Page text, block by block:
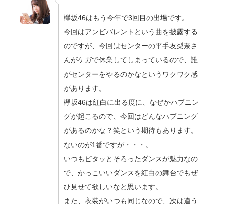
欅坂46はもう今年で3回目の出場です。
今回はアンビバレントという曲を披露する
のですが、今回はセンターの平手友梨奈さ
んがケガで休業してしまっているので、誰
がセンターをやるのかなというワクワク感
があります。
欅坂46は紅白に出る度に、なぜかハプニン
グが起こるので、今回はどんなハプニング
があるのかな？笑という期待もあります。
ないのが1番ですが・・・。
いつもピタッとそろったダンスが魅力なの
で、かっこいいダンスを紅白の舞台でもぜ
ひ見せて欲しいなと思います。
また、衣装がいつも同じなので、次は違う